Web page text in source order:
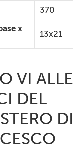
370
x
13x21
VI ALLE
DEL
DI